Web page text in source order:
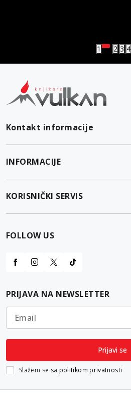
1 2 3 4
Kontakt informacije
INFORMACIJE
KORISNIČKI SERVIS
FOLLOW US
PRIJAVA NA NEWSLETTER
Email
Prijavi se
Slažem se sa politikom privatnosti